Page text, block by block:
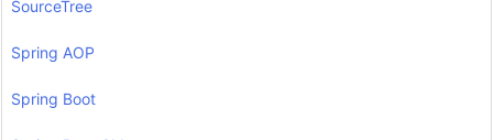
SourceTree
Spring AOP
Spring Boot